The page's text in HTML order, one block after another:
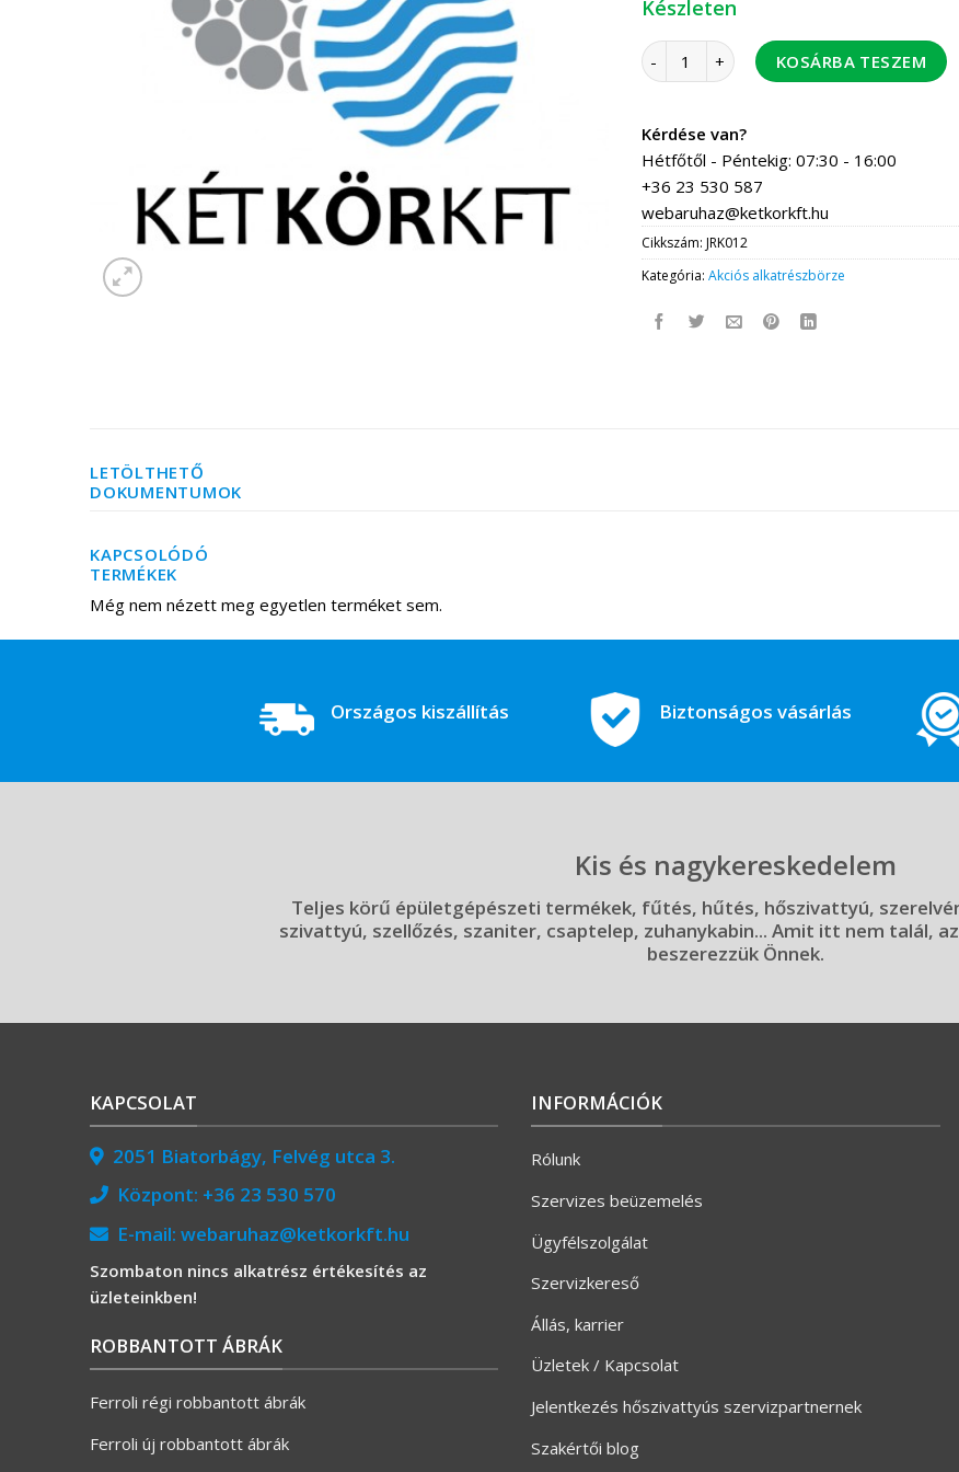
Készleten
Áramláskapcsoló/reteszelő tip.:ÁK-01
KOSÁRBA TESZEM
Kérdése van?
Hétfőtől - Péntekig: 07:30 - 16:00
+36 23 530 587
webaruhaz@ketkorkft.hu
Cikkszám:JRK012
Kategória:Akciós alkatrészbörze
LETÖLTHETŐ
DOKUMENTUMOK
KAPCSOLÓDÓ
TERMÉKEK
Még nem nézett meg egyetlen terméket sem.
Országos kiszállítás Biztonságos vásárlás
Kis és nagykereskedelem
Teljes körű épületgépészeti termékek, fűtés, hűtés, hőszivattyú,
szivattyú, szellőzés, szaniter, csaptelep, zuhanykabin... Amit itt nem talál,
beszerezzük Önnek.
KAPCSOLAT
2051 Biatorbágy, Felvég utca 3.
Központ: +36 23 530 570
E-mail: webaruhaz@ketkorkft.hu
Szombaton nincs alkatrész értékesítés az
üzleteinkben!
ROBBANTOTT ÁBRÁK
Ferroli régi robbantott ábrák
Ferroli új robbantott ábrák
INFORMÁCIÓK
Rólunk
Szervizes beüzemelés
Ügyfélszolgálat
Szervizkereső
Állás, karrier
Üzletek / Kapcsolat
Jelentkezés hőszivattyús szervizpartnernek
Szakértői blog